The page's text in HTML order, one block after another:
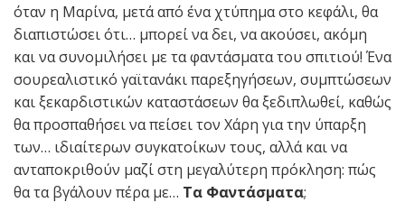
όταν η Μαρίνα, μετά από ένα χτύπημα στο κεφάλι, θα
διαπιστώσει ότι… μπορεί να δει, να ακούσει, ακόμη
και να συνομιλήσει με τα φαντάσματα του σπιτιού! Ένα
σουρεαλιστικό γαϊτανάκι παρεξηγήσεων, συμπτώσεων
και ξεκαρδιστικών καταστάσεων θα ξεδιπλωθεί, καθώς
θα προσπαθήσει να πείσει τον Χάρη για την ύπαρξη
των… ιδιαίτερων συγκατοίκων τους, αλλά και να
ανταποκριθούν μαζί στη μεγαλύτερη πρόκληση: πώς
θα τα βγάλουν πέρα με… Τα Φαντάσματα;